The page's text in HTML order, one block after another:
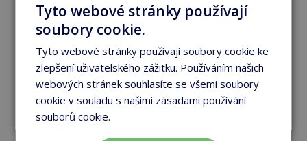
Tyto webové stránky používají
soubory cookie.
Tyto webové stránky používají soubory cookie ke
zlepšení uživatelského zážitku. Používáním našich
webových stránek souhlasíte se všemi soubory
cookie v souladu s našimi zásadami používání
souborů cookie.